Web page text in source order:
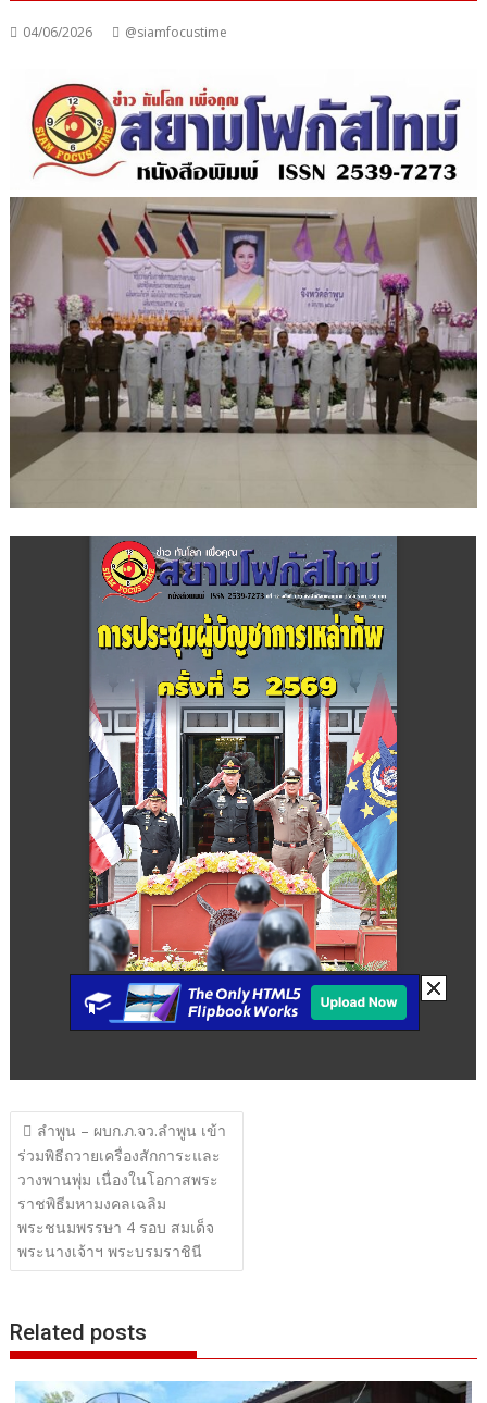
04/06/2026 @siamfocustime
แนะแนว
เรื่อง
ลำพูน – ผบก.ภ.จว.ลำพูน เข้า
ร่วมพิธีถวายเครื่องสักการะและ
วางพานพุ่ม เนื่องในโอกาสพระ
ราชพิธีมหามงคลเฉลิม
พระชนมพรรษา 4 รอบ สมเด็จ
พระนางเจ้าฯ พระบรมราชินี
Related posts